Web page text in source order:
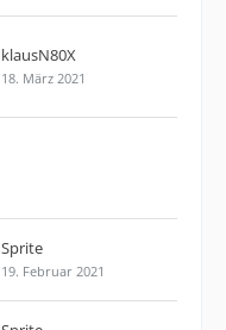
klausN80X
18. März 2021
Sprite
19. Februar 2021